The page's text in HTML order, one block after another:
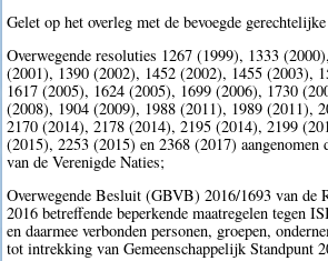
Gelet op het overleg met de bevoegde
Overwegende resoluties 1267 (1999), 1333
(2001), 1390 (2002), 1452 (2002), 1455 (2003),
1617 (2005), 1624 (2005), 1699 (2006), 1730
(2008), 1904 (2009), 1988 (2011), 1989 (2011),
2170 (2014), 2178 (2014), 2195 (2014), 2199
(2015), 2253 (2015) en 2368 (2017) aangenomen
van de Verenigde Naties;
Overwegende Besluit (GBVB) 2016/1693 van de
2016 betreffende beperkende maatregelen tegen
en daarmee verbonden personen, groepen,
tot intrekking van Gemeenschappelijk Standpunt